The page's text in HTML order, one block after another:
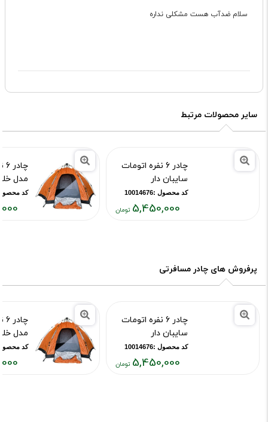
سلام ضدآب هست مشکلی نداره
سایر محصولات مرتبط
چادر 6 نفره اتومات
سایبان دار
کد محصول :10014676
5,450,000
تومان
مدل
کد محصول
پرفروش های چادر مسافرتی
چادر 6 نفره اتومات
سایبان دار
کد محصول :10014676
5,450,000
مدل
کد محصول